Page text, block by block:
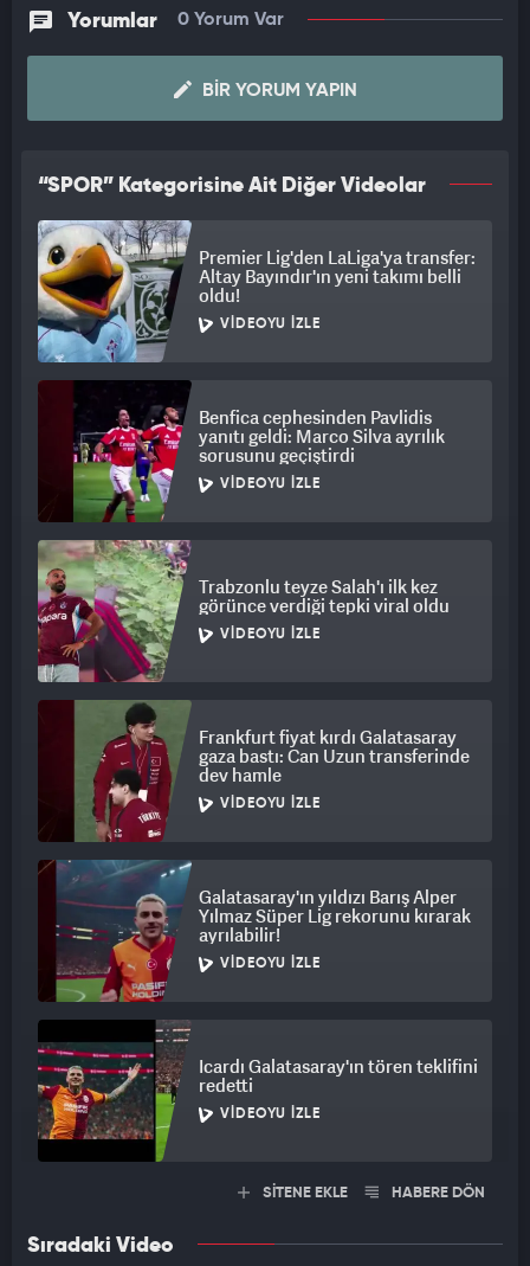
Taraftarlar ise paylaşımı, “geliyorum” sinyali olarak yorumladı.
Yorumlar 0 Yorum Var
BIR YORUM YAPIN
“SPOR” Kategorisine Ait Diğer Videolar
Premier Lig'den LaLiga'ya transfer:
Altay Bayındır'ın yeni takımı belli
oldu!
VIDEOYU İZLE
Benfica cephesinden Pavlidis
yanıtı geldi: Marco Silva ayrılık
sorusunu geçiştirdi
VIDEOYU İZLE
Trabzonlu teyze Salah'ı ilk kez
görünce verdiği tepki viral oldu
VIDEOYU İZLE
Frankfurt fiyat kırdı Galatasaray
gaza bastı: Can Uzun transferinde
dev hamle
VIDEOYU İZLE
Galatasaray'ın yıldızı Barış Alper
Yılmaz Süper Lig rekorunu kırarak
ayrılabilir!
VIDEOYU İZLE
Icardı Galatasaray'ın tören teklifini
redetti
VIDEOYU İZLE
SİTENE EKLE HABERE DÖN
Sıradaki Video